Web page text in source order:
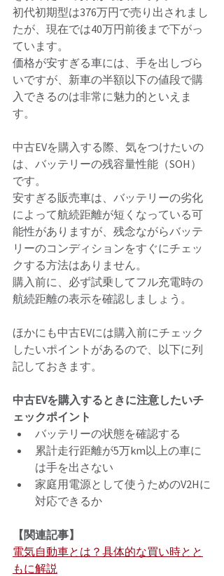
初代初期型は376万円で売り出されまし
たが、現在では40万円前後まで下がっ
ています。
価格が安すぎる車には、手を出しづら
いですが、新車の半額以下の値段で購
入できるのは非常に魅力的といえま
す。
中古EVを購入する際、気をつけたいの
は、バッテリーの残容量性能（SOH）
です。
安すぎる販売車は、バッテリーの劣化
によって航続距離が短くなっている可
能性がありますが、残念ながらバッテ
リーのコンディションをすぐにチェッ
クする方法はありません。
購入前に、必ず試乗してフル充電時の
航続距離の表示を確認しましょう。
ほかにも中古EVには購入前にチェック
したいポイントがあるので、以下に列
記しておきます。
中古EVを購入するときに注意したいチ
ェックポイント
バッテリーの状態を確認する
累計走行距離が5万km以上の車に
は手を出さない
家庭用電源として使うためのV2Hに
対応できるか
【関連記事】
電気自動車とは？具体的な買い時とと
もに解説